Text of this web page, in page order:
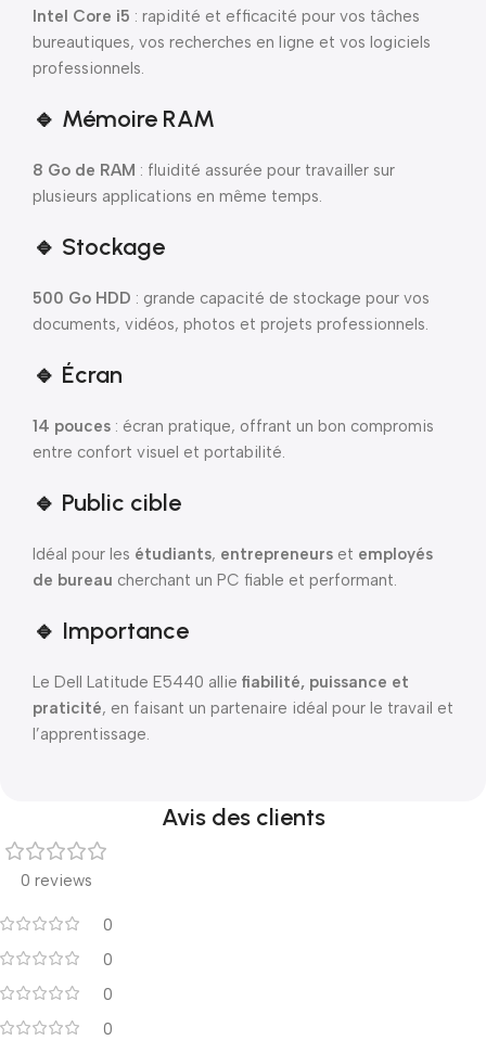
Intel Core i5 : rapidité et efficacité pour vos tâches
bureautiques, vos recherches en ligne et vos logiciels
professionnels.
🔹 Mémoire RAM
8 Go de RAM : fluidité assurée pour travailler sur
plusieurs applications en même temps.
🔹 Stockage
500 Go HDD : grande capacité de stockage pour vos
documents, vidéos, photos et projets professionnels.
🔹 Écran
14 pouces : écran pratique, offrant un bon compromis
entre confort visuel et portabilité.
🔹 Public cible
Idéal pour les étudiants, entrepreneurs et employés
de bureau cherchant un PC fiable et performant.
🔹 Importance
Le Dell Latitude E5440 allie fiabilité, puissance et
praticité, en faisant un partenaire idéal pour le travail et
l’apprentissage.
Avis des clients
0 reviews
0
0
0
0